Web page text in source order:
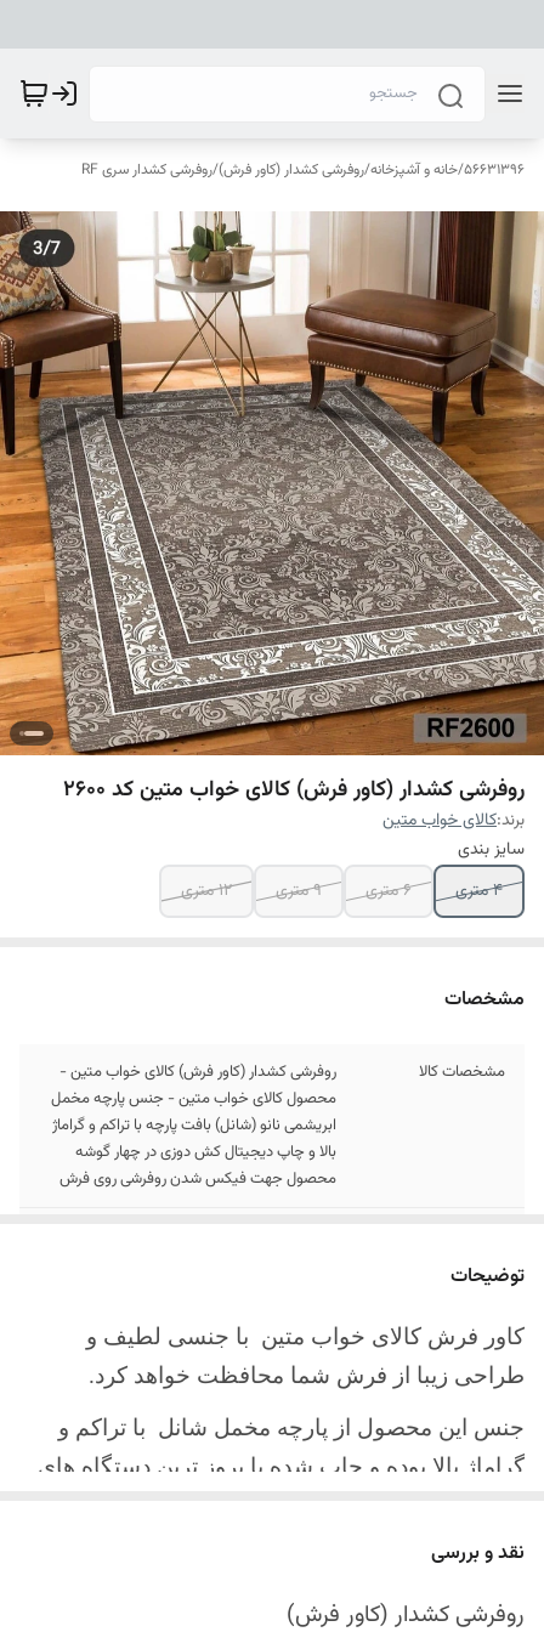
56631396
/خانه و آشپزخانه/روفرشی کشدار (کاور فرش)/روفرشی کشدار سری RF
روفرشی کشدار (کاور فرش) کالای خواب متین کد 2600
برند:کالای خواب متین
سایز بندی
4 متری
6 متری 9 متری 12 متری
مشخصات
مشخصات کالا
روفرشی کشدار (کاور فرش) کالای خواب متین -
محصول کالای خواب متین - جنس پارچه مخمل
ابریشمی نانو (شانل) بافت پارچه با تراکم و گراماژ
بالا و چاپ دیجیتال کش دوزی در چهار گوشه
محصول جهت فیکس شدن روفرشی روی فرش
ارسال کالا
آینده
توضیحات
کاور فرش کالای خواب متین با جنسی لطیف و
طراحی زیبا از فرش شما محافظت خواهد کرد.
جنس این محصول از پارچه مخمل شانل با تراکم و
گراماژ بالا بوده و چاپ شده با بروز ترین دستگاه های
چهار گوشه این محصول با کش باکیفیت دوخته‌شده
نقد و بررسی
روفرشی کشدار (کاور فرش)